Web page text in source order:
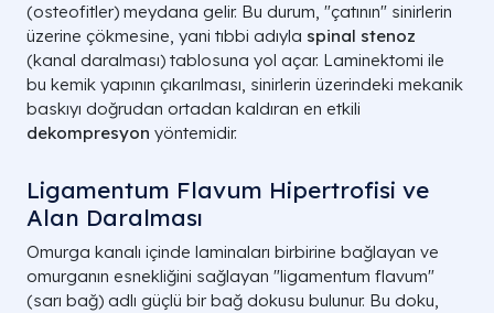
(osteofitler) meydana gelir. Bu durum, "çatının" sinirlerin
üzerine çökmesine, yani tıbbi adıyla spinal stenoz
(kanal daralması) tablosuna yol açar. Laminektomi ile
bu kemik yapının çıkarılması, sinirlerin üzerindeki mekanik
baskıyı doğrudan ortadan kaldıran en etkili
dekompresyon yöntemidir.
Ligamentum Flavum Hipertrofisi ve
Alan Daralması
Omurga kanalı içinde laminaları birbirine bağlayan ve
omurganın esnekliğini sağlayan "ligamentum flavum"
(sarı bağ) adlı güçlü bir bağ dokusu bulunur. Bu doku,